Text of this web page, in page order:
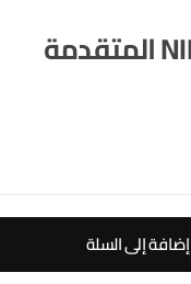
إضافة إلى السلة